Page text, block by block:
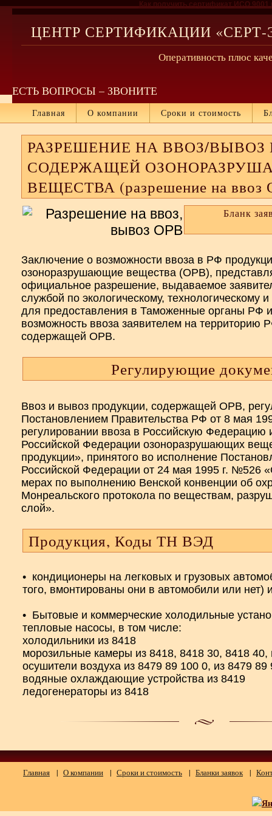
Как получить сертификат ИСО 9001
ЦЕНТР СЕРТИФИКАЦИИ
Оперативность плюс
ЕСТЬ ВОПРОСЫ – ЗВОНИТЕ
Главная О компании Сроки и стоимость
РАЗРЕШЕНИЕ НА ВВОЗ/
СОДЕРЖАЩЕЙ
ВЕЩЕСТВА (разрешение на ввоз
Бланк
Заключение о возможности ввоза в РФ
озоноразрушающие вещества (ОРВ),
официальное разрешение, выдаваемое
службой по экологическому, технологическому
для предоставления в Таможенные органы РФ
возможность ввоза заявителем на территорию
содержащей ОРВ.
Регулирующие
Ввоз и вывоз продукции, содержащей ОРВ,
Постановлением Правительства РФ от 8 мая
регулировании ввоза в Российскую Федерацию
Российской Федерации озоноразрушающих
продукции», принятого во исполнение
Российской Федерации от 24 мая 1995 г. №526
мерах по выполнению Венской конвенции об
Монреальского протокола по веществам,
слой».
Продукция, Коды ТН ВЭД
• кондиционеры на легковых и грузовых
того, вмонтированы они в автомобили или нет)
• Бытовые и коммерческие холодильные
тепловые насосы, в том числе:
холодильники из 8418
морозильные камеры из 8418, 8418 30, 8418 40,
осушители воздуха из 8479 89 100 0, из 8479 89
водяные охлаждающие устройства из 8419
ледогенераторы из 8418
Главная | О компании | Сроки и стоимость | Бланки заявок |